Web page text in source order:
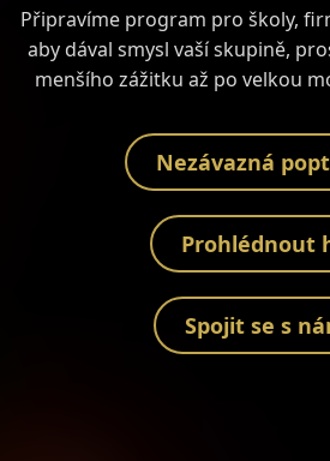
Připravíme program pro školy,
aby dával smysl vaší skupině,
menšího zážitku až po velkou
Nezávazná
Prohlédnout
Spojit se s